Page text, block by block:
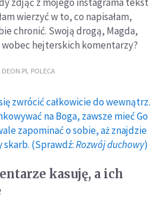
wierzyć w to, co napisałam,
chronić. Swoją drogą, Magda,
hejterskich komentarzy?
DEON.PL POLECA
zwrócić całkowicie do wewnątrz.
na Boga, zawsze mieć Go
zapominać o sobie, aż znajdzie
skarb. (Sprawdź:Rozwój duchowy)
kasuję, a ich